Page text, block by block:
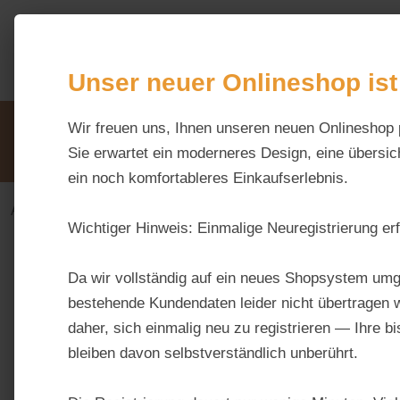
Hauptinhalt springen
Zur Suche springen
Unsere VorteileBeratung via WhatsApp:
0176 / 99 66 31 80
Alles fürs Pferd
Unser neuer Onlineshop
Wir freuen uns, Ihnen unseren neuen
Sie erwartet ein moderneres Design, eine
ein noch komfortableres Einkaufserlebnis.
Wichtiger Hinweis: Einmalige Neuregistrierung
Da wir vollständig auf ein neues Shopsystem
bestehende Kundendaten leider nicht übertragen
daher, sich einmalig neu zu registrieren — Ihre
bleiben davon selbstverständlich unberührt.